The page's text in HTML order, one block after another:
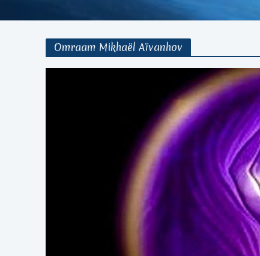
Omraam Mikhaël Aïvanhov